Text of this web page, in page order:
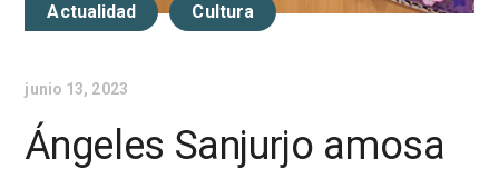
Actualidad Cultura
junio 13, 2023
Ángeles Sanjurjo amosa